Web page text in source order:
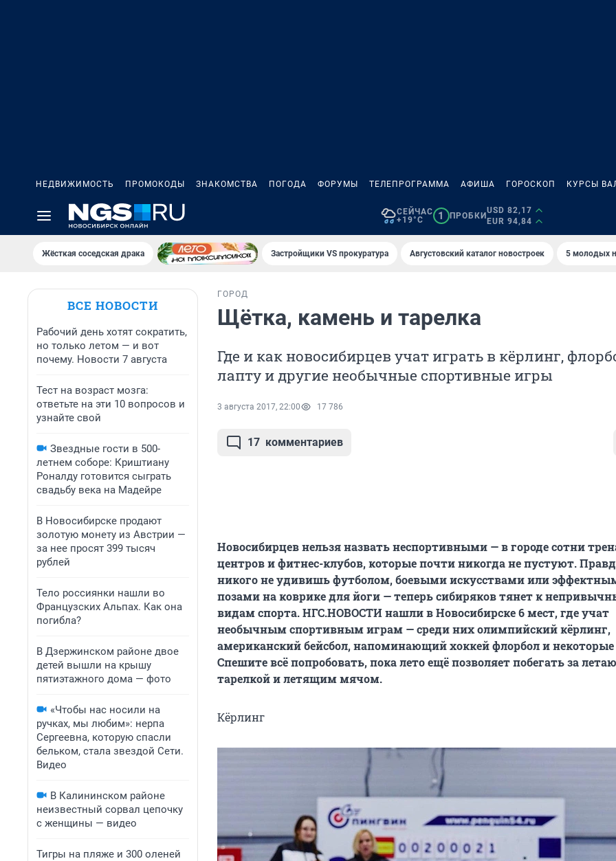
НЕДВИЖИМОСТЬ ПРОМОКОДЫ ЗНАКОМСТВА ПОГОДА ФОРУМЫ ТЕЛЕПРОГРАММА АФИША ГОРОСКОП КУРСЫ
СЕЙЧАС
+19°C
1 ПРОБКИ
USD 82,17
EUR 94,84
Жёсткая соседская драка Застройщики VS прокуратура Августовский каталог новостроек 5 молодых
ВСЕ НОВОСТИ
Рабочий день хотят сократить,
но только летом — и вот
почему. Новости 7 августа
Тест на возраст мозга:
ответьте на эти 10 вопросов и
узнайте свой
Звездные гости в 500-
летнем соборе: Криштиану
Роналду готовится сыграть
свадьбу века на Мадейре
В Новосибирске продают
золотую монету из Австрии —
за нее просят 399 тысяч
рублей
Тело россиянки нашли во
Французских Альпах. Как она
погибла?
В Дзержинском районе двое
детей вышли на крышу
пятиэтажного дома — фото
«Чтобы нас носили на
ручках, мы любим»: нерпа
Сергеевна, которую спасли
бельком, стала звездой Сети.
Видео
В Калининском районе
неизвестный сорвал цепочку
с женщины — видео
Тигры на пляже и 300 оленей
ГОРОД
Щётка, камень и тарелка
Где и как новосибирцев учат играть в кёрлинг,
лапту и другие необычные спортивные игры
3 августа 2017, 22:00 17 786
17 комментариев
Новосибирцев нельзя назвать неспортивными — в городе сотни
центров и фитнес-клубов, которые почти никогда не пустуют.
никого не удивишь футболом, боевыми искусствами или
позами на коврике для йоги — теперь сибиряков тянет к
видам спорта. НГС.НОВОСТИ нашли в Новосибирске 6 мест, где учат
необычным спортивным играм — среди них олимпийский кёрлинг,
американский бейсбол, напоминающий хоккей флорбол и некоторые
Спешите всё попробовать, пока лето ещё позволяет побегать за
тарелкой и летящим мячом.
Кёрлинг